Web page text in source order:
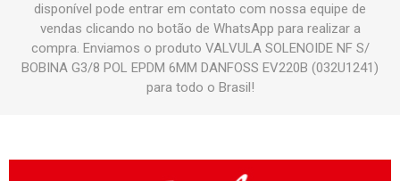
disponível pode entrar em contato com nossa equipe de
vendas clicando no botão de WhatsApp para realizar a
compra. Enviamos o produto VALVULA SOLENOIDE NF S/
BOBINA G3/8 POL EPDM 6MM DANFOSS EV220B (032U1241)
para todo o Brasil!